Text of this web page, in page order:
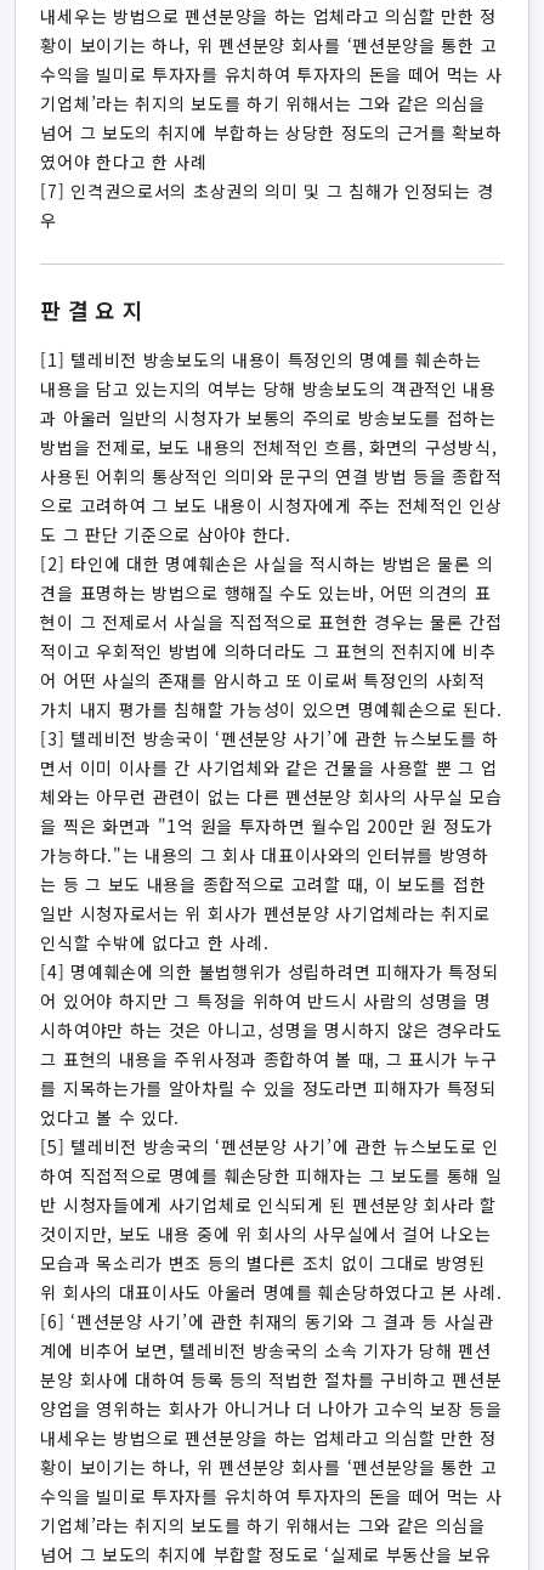
내세우는 방법으로 펜션분양을 하는 업체라고 의심할 만한 정
황이 보이기는 하나, 위 펜션분양 회사를 ‘펜션분양을 통한 고
수익을 빌미로 투자자를 유치하여 투자자의 돈을 떼어 먹는 사
기업체’라는 취지의 보도를 하기 위해서는 그와 같은 의심을
넘어 그 보도의 취지에 부합하는 상당한 정도의 근거를 확보하
였어야 한다고 한 사례
[7] 인격권으로서의 초상권의 의미 및 그 침해가 인정되는 경
우
판결요지
[1] 텔레비전 방송보도의 내용이 특정인의 명예를 훼손하는
내용을 담고 있는지의 여부는 당해 방송보도의 객관적인 내용
과 아울러 일반의 시청자가 보통의 주의로 방송보도를 접하는
방법을 전제로, 보도 내용의 전체적인 흐름, 화면의 구성방식,
사용된 어휘의 통상적인 의미와 문구의 연결 방법 등을 종합적
으로 고려하여 그 보도 내용이 시청자에게 주는 전체적인 인상
도 그 판단 기준으로 삼아야 한다.
[2] 타인에 대한 명예훼손은 사실을 적시하는 방법은 물론 의
견을 표명하는 방법으로 행해질 수도 있는바, 어떤 의견의 표
현이 그 전제로서 사실을 직접적으로 표현한 경우는 물론 간접
적이고 우회적인 방법에 의하더라도 그 표현의 전취지에 비추
어 어떤 사실의 존재를 암시하고 또 이로써 특정인의 사회적
가치 내지 평가를 침해할 가능성이 있으면 명예훼손으로 된다.
[3] 텔레비전 방송국이 ‘펜션분양 사기’에 관한 뉴스보도를 하
면서 이미 이사를 간 사기업체와 같은 건물을 사용할 뿐 그 업
체와는 아무런 관련이 없는 다른 펜션분양 회사의 사무실 모습
을 찍은 화면과 "1억 원을 투자하면 월수입 200만 원 정도가
가능하다."는 내용의 그 회사 대표이사와의 인터뷰를 방영하
는 등 그 보도 내용을 종합적으로 고려할 때, 이 보도를 접한
일반 시청자로서는 위 회사가 펜션분양 사기업체라는 취지로
인식할 수밖에 없다고 한 사례.
[4] 명예훼손에 의한 불법행위가 성립하려면 피해자가 특정되
어 있어야 하지만 그 특정을 위하여 반드시 사람의 성명을 명
시하여야만 하는 것은 아니고, 성명을 명시하지 않은 경우라도
그 표현의 내용을 주위사정과 종합하여 볼 때, 그 표시가 누구
를 지목하는가를 알아차릴 수 있을 정도라면 피해자가 특정되
었다고 볼 수 있다.
[5] 텔레비전 방송국의 ‘펜션분양 사기’에 관한 뉴스보도로 인
하여 직접적으로 명예를 훼손당한 피해자는 그 보도를 통해 일
반 시청자들에게 사기업체로 인식되게 된 펜션분양 회사라 할
것이지만, 보도 내용 중에 위 회사의 사무실에서 걸어 나오는
모습과 목소리가 변조 등의 별다른 조치 없이 그대로 방영된
위 회사의 대표이사도 아울러 명예를 훼손당하였다고 본 사례.
[6] ‘펜션분양 사기’에 관한 취재의 동기와 그 결과 등 사실관
계에 비추어 보면, 텔레비전 방송국의 소속 기자가 당해 펜션
분양 회사에 대하여 등록 등의 적법한 절차를 구비하고 펜션분
양업을 영위하는 회사가 아니거나 더 나아가 고수익 보장 등을
내세우는 방법으로 펜션분양을 하는 업체라고 의심할 만한 정
황이 보이기는 하나, 위 펜션분양 회사를 ‘펜션분양을 통한 고
수익을 빌미로 투자자를 유치하여 투자자의 돈을 떼어 먹는 사
기업체’라는 취지의 보도를 하기 위해서는 그와 같은 의심을
넘어 그 보도의 취지에 부합할 정도로 ‘실제로 부동산을 보유